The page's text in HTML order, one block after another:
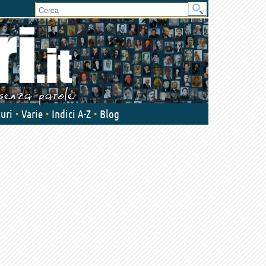
User
area
Varie Indici A-Z Blog